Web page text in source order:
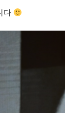
다